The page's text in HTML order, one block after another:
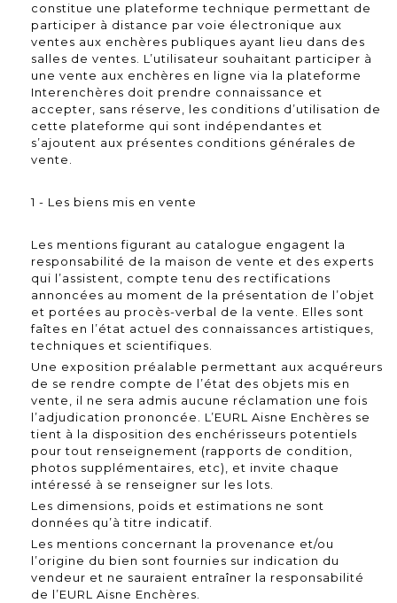
constitue une plateforme technique permettant de
participer à distance par voie électronique aux
ventes aux enchères publiques ayant lieu dans des
salles de ventes. L’utilisateur souhaitant participer à
une vente aux enchères en ligne via la plateforme
Interenchères doit prendre connaissance et
accepter, sans réserve, les conditions d’utilisation de
cette plateforme qui sont indépendantes et
s’ajoutent aux présentes conditions générales de
vente.
1 - Les biens mis en vente
Les mentions figurant au catalogue engagent la
responsabilité de la maison de vente et des experts
qui l’assistent, compte tenu des rectifications
annoncées au moment de la présentation de l’objet
et portées au procès-verbal de la vente. Elles sont
faîtes en l’état actuel des connaissances artistiques,
techniques et scientifiques.
Une exposition préalable permettant aux acquéreurs
de se rendre compte de l’état des objets mis en
vente, il ne sera admis aucune réclamation une fois
l’adjudication prononcée. L’EURL Aisne Enchères se
tient à la disposition des enchérisseurs potentiels
pour tout renseignement (rapports de condition,
photos supplémentaires, etc), et invite chaque
intéressé à se renseigner sur les lots.
Les dimensions, poids et estimations ne sont
données qu’à titre indicatif.
Les mentions concernant la provenance et/ou
l’origine du bien sont fournies sur indication du
vendeur et ne sauraient entraîner la responsabilité
de l’EURL Aisne Enchères.